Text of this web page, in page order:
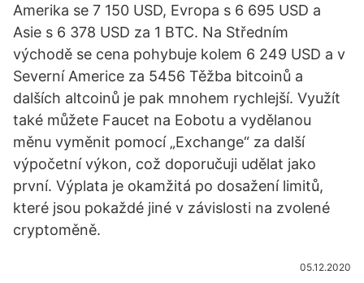
Amerika se 7 150 USD, Evropa s 6 695 USD a
Asie s 6 378 USD za 1 BTC. Na Středním
východě se cena pohybuje kolem 6 249 USD a v
Severní Americe za 5456 Těžba bitcoinů a
dalších altcoinů je pak mnohem rychlejší. Využít
také můžete Faucet na Eobotu a vydělanou
měnu vyměnit pomocí „Exchange“ za další
výpočetní výkon, což doporučuji udělat jako
první. Výplata je okamžitá po dosažení limitů,
které jsou pokaždé jiné v závislosti na zvolené
cryptoměně.
05.12.2020